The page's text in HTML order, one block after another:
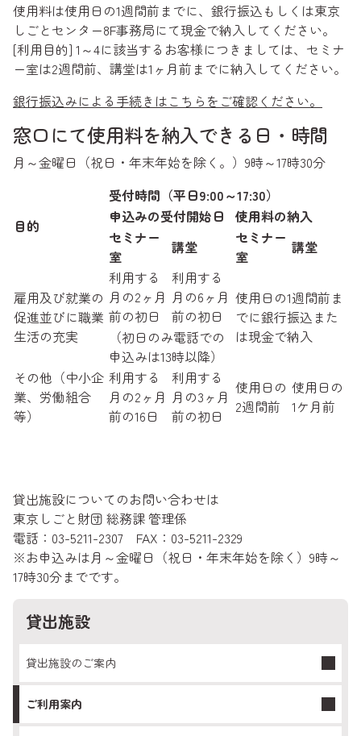
使用料は使用日の1週間前までに、銀行振込もしくは東京
しごとセンター8F事務局にて現金で納入してください。
[利用目的] 1～4に該当するお客様につきましては、セミナ
ー室は2週間前、講堂は1ヶ月前までに納入してください。
銀行振込みによる手続きはこちらをご確認ください。
窓口にて使用料を納入できる日・時間
月～金曜日（祝日・年末年始を除く。）9時～17時30分
目的
受付時間（平日9:00～17:30）
申込みの受付開始日
使用料の納入
セミナー
室
講堂
セミナー
室
講堂
雇用及び就業の
促進並びに職業
生活の充実
利用する
月の2ヶ月
前の初日
利用する
月の6ヶ月
前の初日
使用日の1週間前ま
でに銀行振込また
は現金で納入
（初日のみ電話での
申込みは13時以降）
その他（中小企
業、労働組合
等）
利用する
月の2ヶ月
前の16日
利用する
月の3ヶ月
前の初日
使用日の
2週間前
使用日の
1ケ月前
貸出施設についてのお問い合わせは
東京しごと財団 総務課 管理係
電話：03-5211-2307 FAX：03-5211-2329
※お申込みは月～金曜日（祝日・年末年始を除く）9時～
17時30分までです。
貸出施設
貸出施設のご案内
ご利用案内